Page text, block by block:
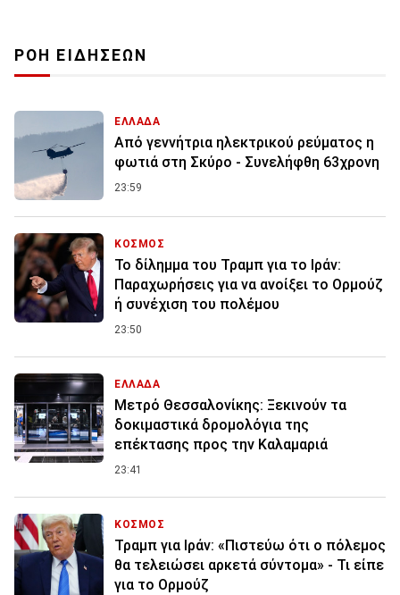
ΡΟΗ ΕΙΔΗΣΕΩΝ
ΕΛΛΑΔΑ
Από γεννήτρια ηλεκτρικού ρεύματος η
φωτιά στη Σκύρο - Συνελήφθη 63χρονη
23:59
ΚΟΣΜΟΣ
Το δίλημμα του Τραμπ για το Ιράν:
Παραχωρήσεις για να ανοίξει το Ορμούζ
ή συνέχιση του πολέμου
23:50
ΕΛΛΑΔΑ
Μετρό Θεσσαλονίκης: Ξεκινούν τα
δοκιμαστικά δρομολόγια της
επέκτασης προς την Καλαμαριά
23:41
ΚΟΣΜΟΣ
Τραμπ για Ιράν: «Πιστεύω ότι ο πόλεμος
θα τελειώσει αρκετά σύντομα» - Τι είπε
για το Ορμούζ